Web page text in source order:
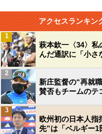
アクセスランキン
萩本欽一〈34〉
んだ通訳に「小さ
1
新庄監督の“再就
賛否もチームのテ
2
欧州初の日本人指
先”は「ベルギー1
3